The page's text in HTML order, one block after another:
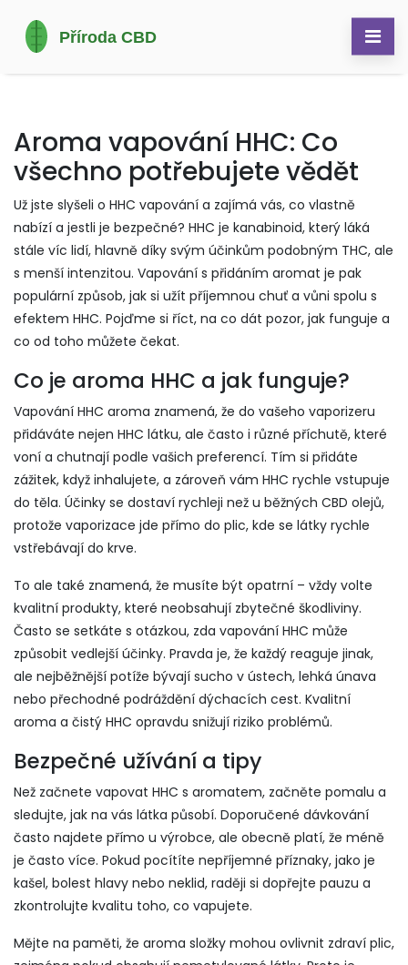
Aroma vapování HHC: Co
všechno potřebujete vědět
Už jste slyšeli o HHC vapování a zajímá vás, co vlastně
nabízí a jestli je bezpečné? HHC je kanabinoid, který láká
stále víc lidí, hlavně díky svým účinkům podobným THC, ale
s menší intenzitou. Vapování s přidáním aromat je pak
populární způsob, jak si užít příjemnou chuť a vůni spolu s
efektem HHC. Pojďme si říct, na co dát pozor, jak funguje a
co od toho můžete čekat.
Co je aroma HHC a jak funguje?
Vapování HHC aroma znamená, že do vašeho vaporizeru
přidáváte nejen HHC látku, ale často i různé příchutě, které
voní a chutnají podle vašich preferencí. Tím si přidáte
zážitek, když inhalujete, a zároveň vám HHC rychle vstupuje
do těla. Účinky se dostaví rychleji než u běžných CBD olejů,
protože vaporizace jde přímo do plic, kde se látky rychle
vstřebávají do krve.
To ale také znamená, že musíte být opatrní – vždy volte
kvalitní produkty, které neobsahují zbytečné škodliviny.
Často se setkáte s otázkou, zda vapování HHC může
způsobit vedlejší účinky. Pravda je, že každý reaguje jinak,
ale nejběžnější potíže bývají sucho v ústech, lehká únava
nebo přechodné podráždění dýchacích cest. Kvalitní
aroma a čistý HHC opravdu snižují riziko problémů.
Bezpečné užívání a tipy
Než začnete vapovat HHC s aromatem, začněte pomalu a
sledujte, jak na vás látka působí. Doporučené dávkování
často najdete přímo u výrobce, ale obecně platí, že méně
je často více. Pokud pocítíte nepříjemné příznaky, jako je
kašel, bolest hlavy nebo neklid, raději si dopřejte pauzu a
zkontrolujte kvalitu toho, co vapujete.
Mějte na paměti, že aroma složky mohou ovlivnit zdraví plic,